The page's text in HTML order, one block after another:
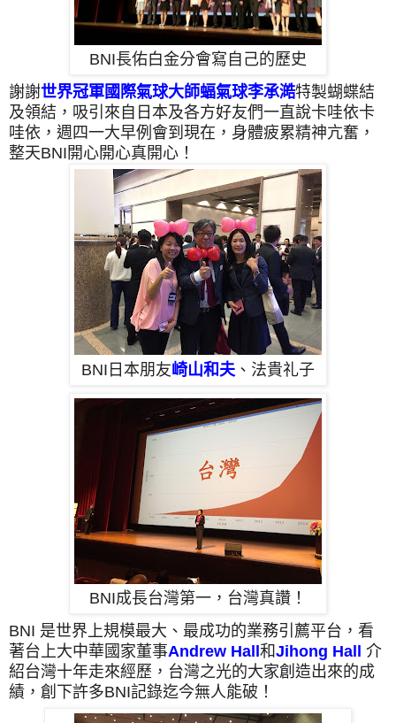
BNI長佑白金分會寫自己的歷史
謝謝世界冠軍國際氣球大師蝠氣球李承澔特製蝴蝶結
及領結，吸引來自日本及各方好友們一直說卡哇依卡
哇依，週四一大早例會到現在，身體疲累精神亢奮，
整天BNI開心開心真開心！
BNI日本朋友崎山和夫 、法貴礼子
BNI成長台灣第一，台灣真讚！
BNI 是世界上規模最大、最成功的業務引薦平台，看
著台上大中華國家董事Andrew Hall和Jihong Hall 介
紹台灣十年走來經歷，台灣之光的大家創造出來的成
績，創下許多BNI記錄迄今無人能破！